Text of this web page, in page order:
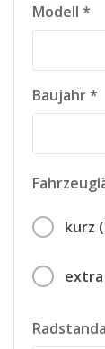
Modell *
Baujahr *
kurz
extra